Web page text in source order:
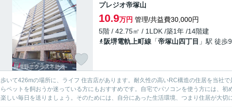
プレジオ帝塚山
10.9万円 管理/共益費30,000円
5階 / 42.75㎡ / 1LDK /築1年 /14階建
阪堺電軌上町線 「帝塚山四丁目 」駅 徒歩
歩いて426mの場所に、ライフ 住吉店があります。耐久性の高いRC構造の住居を当社
らペットを飼おうか迷っている方にもおすすめです。自宅でパソコンを使う方には、
楽しい毎日を送りましょう。そのためには、自分にあった生活環境、つまり住居が大切